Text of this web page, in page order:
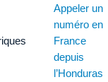
Appeler un
numéro en
France
depuis
l’Honduras